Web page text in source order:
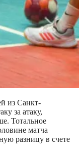
из Санкт-
за атаку,
Тотальное
матча
разницу в счете